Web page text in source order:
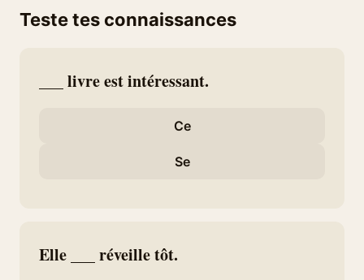
Teste tes connaissances
___ livre est intéressant.
Ce
Se
Elle ___ réveille tôt.